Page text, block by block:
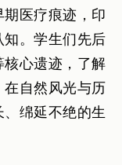
医疗痕迹，印
。学生们先后
心遗迹，了解
在自然风光与历
绵延不绝的生